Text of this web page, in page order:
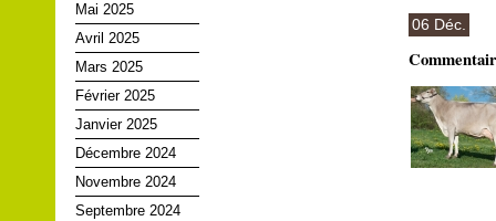
Mai 2025
Avril 2025
Mars 2025
Février 2025
Janvier 2025
Décembre 2024
Novembre 2024
Septembre 2024
06 Déc.